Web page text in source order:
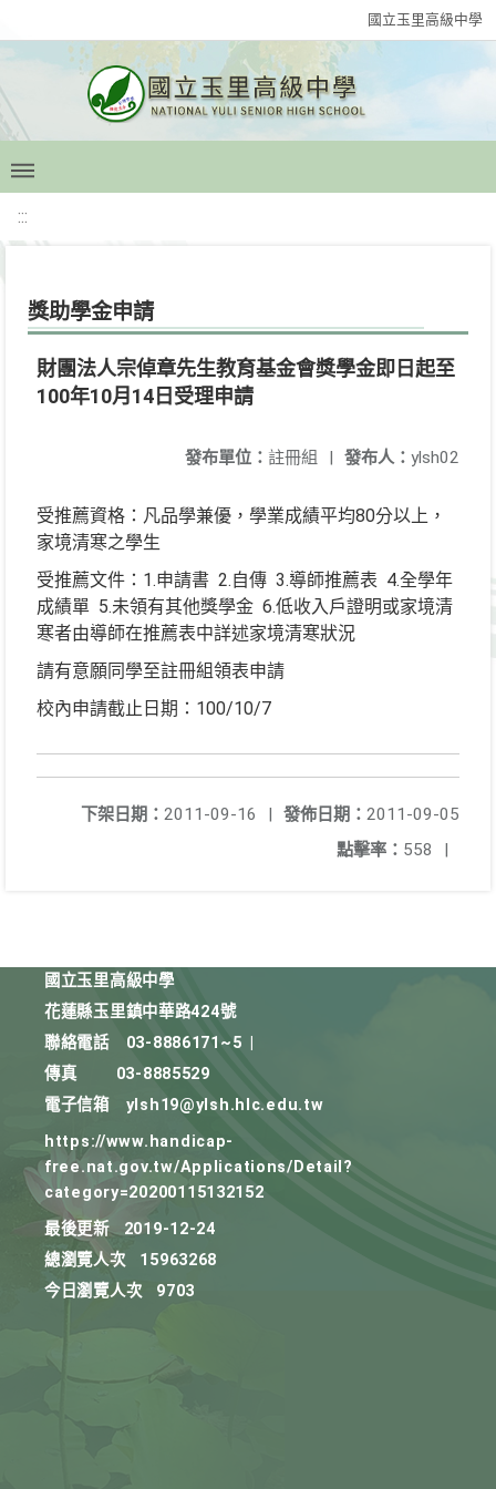
國立玉里高級中學
:::
獎助學金申請
財團法人宗倬章先生教育基金會獎學金即日起至
100年10月14日受理申請
發布人： ylsh02
發布單位： 註冊組 |
受推薦資格：凡品學兼優，學業成績平均80分以上，
家境清寒之學生
受推薦文件：1.申請書 2.自傳 3.導師推薦表 4.全學年
成績單 5.未領有其他獎學金 6.低收入戶證明或家境清
寒者由導師在推薦表中詳述家境清寒狀況
請有意願同學至註冊組領表申請
校內申請截止日期：100/10/7
發佈日期： 2011-09-05
下架日期： 2011-09-16
|
點擊率： 558 |
國立玉里高級中學
花蓮縣玉里鎮中華路424號
聯絡電話
03-8886171~5
傳真
03-8885529
電子信箱
ylsh19@ylsh.hlc.edu.tw
https://www.handicap-
free.nat.gov.tw/Applications/Detail?
category=20200115132152
最後更新
2019-12-24
總瀏覽人次
15963268
今日瀏覽人次
9703